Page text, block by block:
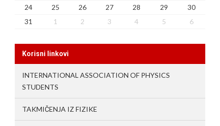
24
25 26 27 28 29
30
31
1 2 3 4 5 6
Korisni linkovi
INTERNATIONAL ASSOCIATION OF PHYSICS
STUDENTS
TAKMIČENJA IZ FIZIKE